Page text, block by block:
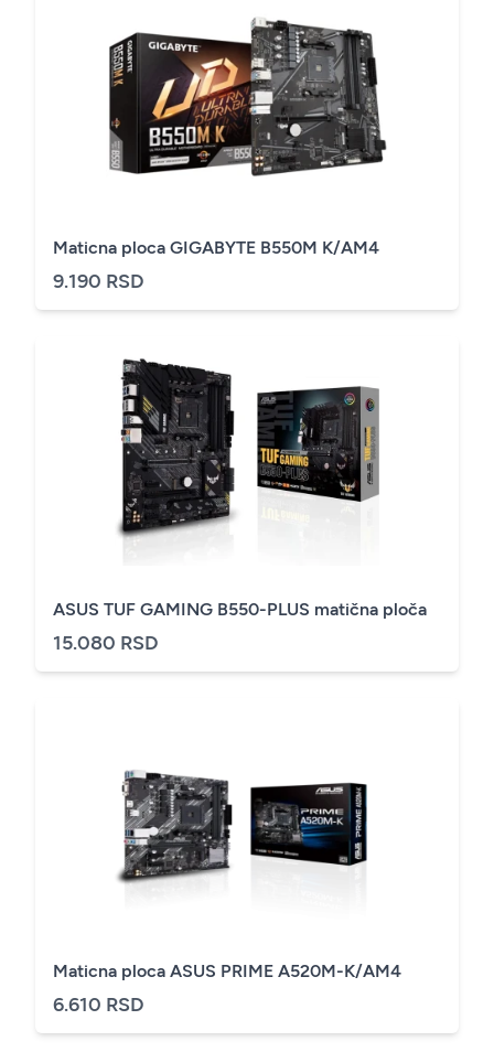
Maticna ploca GIGABYTE B550M K/AM4
9.190 RSD
ASUS TUF GAMING B550-PLUS matična ploča
15.080 RSD
Maticna ploca ASUS PRIME A520M-K/AM4
6.610 RSD